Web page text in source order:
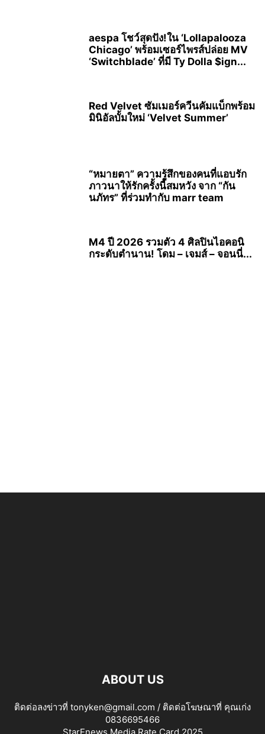
aespa โชว์สุดปัง!ใน ‘Lollapalooza
Chicago’ พร้อมเซอร์ไพรส์ปล่อย MV
‘Switchblade’ ที่มี Ty Dolla $ign...
Red Velvet ซัมเมอร์ควีนคัมแบ็กพร้อม
มินิอัลบั้มใหม่ ‘Velvet Summer’
“หมายตา” ความรู้สึกของคนที่แอบรัก
ภาวนาให้รักครั้งนี้สมหวัง จาก “กัน
นภัทร” ที่ร่วมทำกับ marr team
M4 ปี 2026 รวมตัว 4 ศิลปินไอคอนิ
กระดับตำนาน! โดม – เจมส์ – จอนนี่...
ABOUT US
ติดต่อลงข่าวที่ tonyken@gmail.com / ติดต่อโฆษณาที่ คุณเก่ง
0836695466